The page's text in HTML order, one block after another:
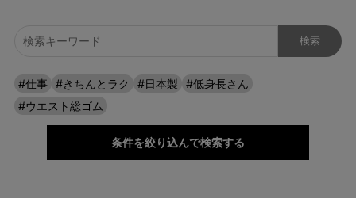
広がりすぎない絶妙なシルエットと落ち感で、脚のラインを自然
にカバー。トップスを選ばず、毎日の装いを上品に整えてくれま
#仕事 #きちんとラク #日本製
#低身長さん
#ウエスト総ゴム
条件を絞り込んで検索する